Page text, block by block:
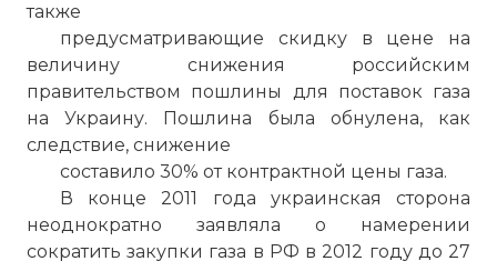
также
предусматривающие скидку в цене на
величину снижения российским
правительством пошлины для поставок газа
на Украину. Пошлина была обнулена, как
следствие, снижение
составило 30% от контрактной цены газа.
В конце 2011 года украинская сторона
неоднократно заявляла о намерении
сократить закупки газа в РФ в 2012 году до 27